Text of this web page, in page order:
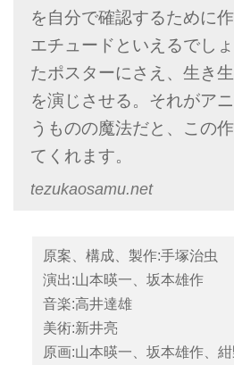
を自分で確認するために
エチュードといえるでし
たポスターにさえ、生き
を演じさせる。それがア
うものの魔法だと、この
てくれます。
tezukaosamu.net
原案、構成、製作:手塚治虫
演出:山本暎一、坂本雄作
音楽:高井達雄
美術:新井亮
原画:山本暎一、坂本雄作、